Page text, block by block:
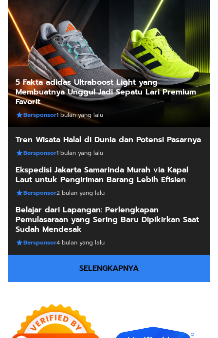
5 Fakta adidas Ultraboost Light yang
Membuatnya Unggul Jadi Sepatu Lari Premium
Favorit
Bersponsor1 bulan yang lalu
Tren Wisata Halal di Dunia dan Potensi Pasarnya
Bersponsor1 bulan yang lalu
Ekspedisi Jakarta Samarinda Murah via Kapal
Laut untuk Pengiriman Barang Lebih Efisien
Bersponsor2 bulan yang lalu
Belajar dari Lapangan: Perlengkapan
Pemulasaraan yang Sering Baru Dipikirkan Saat
Sudah Mendesak
Bersponsor4 bulan yang lalu
SELENGKAPNYA